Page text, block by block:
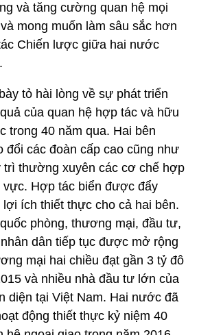
và tăng cường quan hệ mọi
mong muốn làm sâu sắc hơn
Chiến lược giữa hai nước
tỏ hài lòng về sự phát triển
của quan hệ hợp tác và hữu
trong 40 năm qua. Hai bên
đổi các đoàn cấp cao cũng như
trì thường xuyên các cơ chế hợp
vực. Hợp tác biển được đẩy
lợi ích thiết thực cho cả hai bên.
phòng, thương mại, đầu tư,
dân tiếp tục được mở rộng
mại hai chiều đạt gần 3 tỷ đô
và nhiều nhà đầu tư lớn của
diện tại Việt Nam. Hai nước đã
động thiết thực kỷ niệm 40